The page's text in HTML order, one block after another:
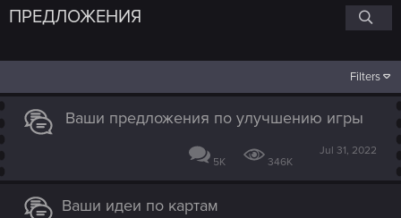
ПРЕДЛОЖЕНИЯ
Filters
Ваши предложения по улучшению игры
5K 346K
Jul 31, 2022
Ваши идеи по картам